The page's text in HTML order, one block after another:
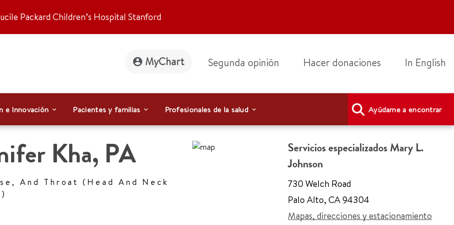
Packard Children’s Hospital Stanford
MyChart Segunda opinión Hacer donaciones In English
e Innovación Pacientes y familias Profesionales de la salud Ayúdame a encontrar
Kha, PA
And Throat (Head And Neck
Servicios especializados Mary L.
Johnson
730 Welch Road
Palo Alto, CA 94304
Mapas, direcciones y estacionamiento